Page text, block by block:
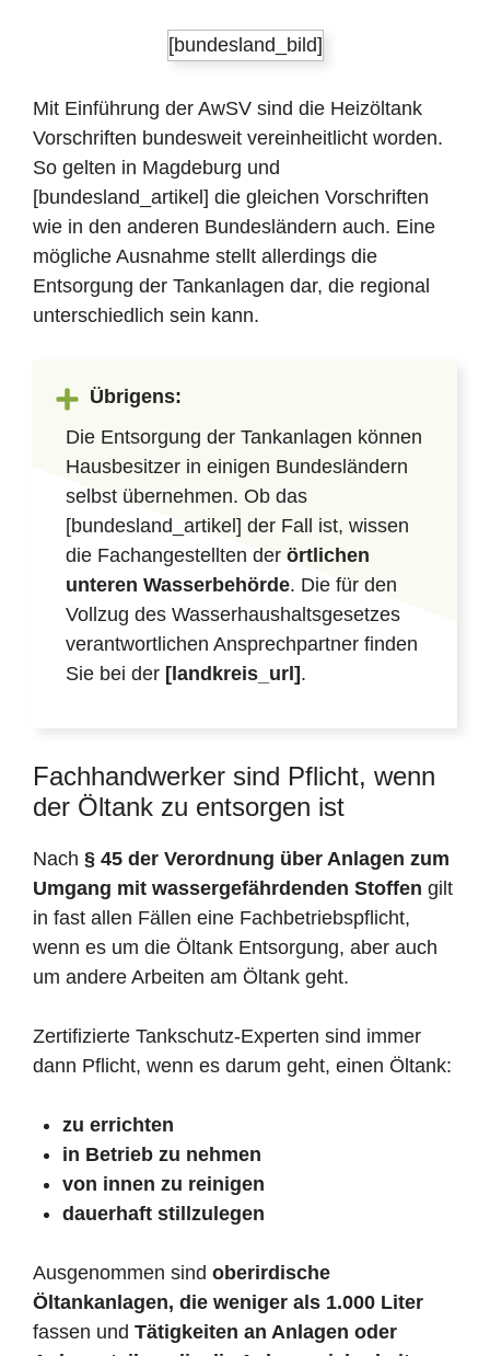
[bundesland_bild]
Mit Einführung der AwSV sind die Heizöltank
Vorschriften bundesweit vereinheitlicht worden.
So gelten in Magdeburg und
[bundesland_artikel] die gleichen Vorschriften
wie in den anderen Bundesländern auch. Eine
mögliche Ausnahme stellt allerdings die
Entsorgung der Tankanlagen dar, die regional
unterschiedlich sein kann.
Übrigens:
Die Entsorgung der Tankanlagen können
Hausbesitzer in einigen Bundesländern
selbst übernehmen. Ob das
[bundesland_artikel] der Fall ist, wissen
die Fachangestellten der örtlichen
unteren Wasserbehörde. Die für den
Vollzug des Wasserhaushaltsgesetzes
verantwortlichen Ansprechpartner finden
Sie bei der [landkreis_url] .
Fachhandwerker sind Pflicht, wenn
der Öltank zu entsorgen ist
Nach § 45 der Verordnung über Anlagen zum
Umgang mit wassergefährdenden Stoffen gilt
in fast allen Fällen eine Fachbetriebspflicht,
wenn es um die Öltank Entsorgung, aber auch
um andere Arbeiten am Öltank geht.
Zertifizierte Tankschutz-Experten sind immer
dann Pflicht, wenn es darum geht, einen Öltank:
zu errichten
in Betrieb zu nehmen
von innen zu reinigen
dauerhaft stillzulegen
Ausgenommen sind oberirdische
Öltankanlagen, die weniger als 1.000 Liter
fassen und Tätigkeiten an Anlagen oder